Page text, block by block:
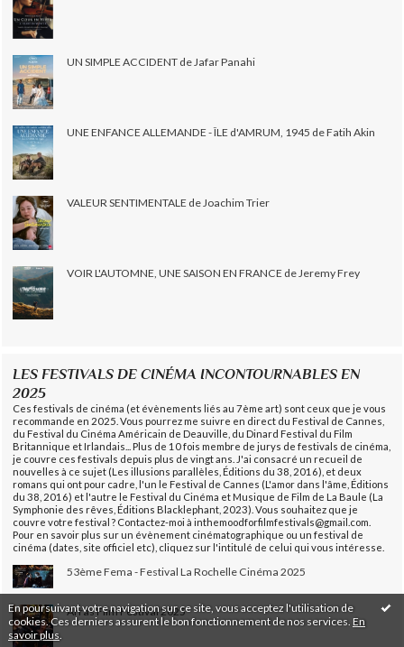
En poursuivant votre navigation sur ce site, vous acceptez l'utilisation de
cookies. Ces derniers assurent le bon fonctionnement de nos services. En
savoir plus
UN SIMPLE ACCIDENT de Jafar Panahi
UNE ENFANCE ALLEMANDE - ÎLE d'AMRUM, 1945 de Fatih Akin
VALEUR SENTIMENTALE de Joachim Trier
VOIR L'AUTOMNE, UNE SAISON EN FRANCE de Jeremy Frey
LES FESTIVALS DE CINÉMA INCONTOURNABLES EN
2025
Ces festivals de cinéma (et évènements liés au 7ème art) sont ceux que je vous
recommande en 2025. Vous pourrez me suivre en direct du Festival de Cannes,
du Festival du Cinéma Américain de Deauville, du Dinard Festival du Film
Britannique et Irlandais... Plus de 10 fois membre de jurys de festivals de cinéma,
je couvre ces festivals depuis plus de vingt ans. J'ai consacré un recueil de
nouvelles à ce sujet (Les illusions parallèles, Éditions du 38, 2016), et deux
romans qui ont pour cadre, l'un le Festival de Cannes (L'amor dans l'âme, Éditions
du 38, 2016) et l'autre le Festival du Cinéma et Musique de Film de La Baule (La
Symphonie des rêves, Éditions Blacklephant, 2023). Vous souhaitez que je
couvre votre festival ? Contactez-moi à inthemoodforfilmfestivals@gmail.com.
Pour en savoir plus sur un évènement cinématographique ou un festival de
cinéma (dates, site officiel etc), cliquez sur l'intitulé de celui qui vous intéresse.
53ème Fema - Festival La Rochelle Cinéma 2025
Arras Film Festival 2025